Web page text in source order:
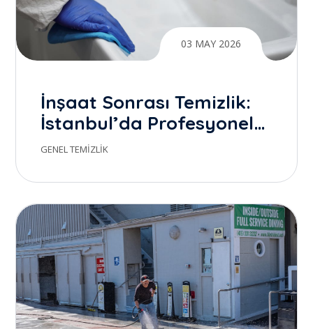
03 MAY 2026
İnşaat Sonrası Temizlik:
İstanbul’da Profesyonel
Temizlik ile Gerçek Farkı
GENEL TEMIZLIK